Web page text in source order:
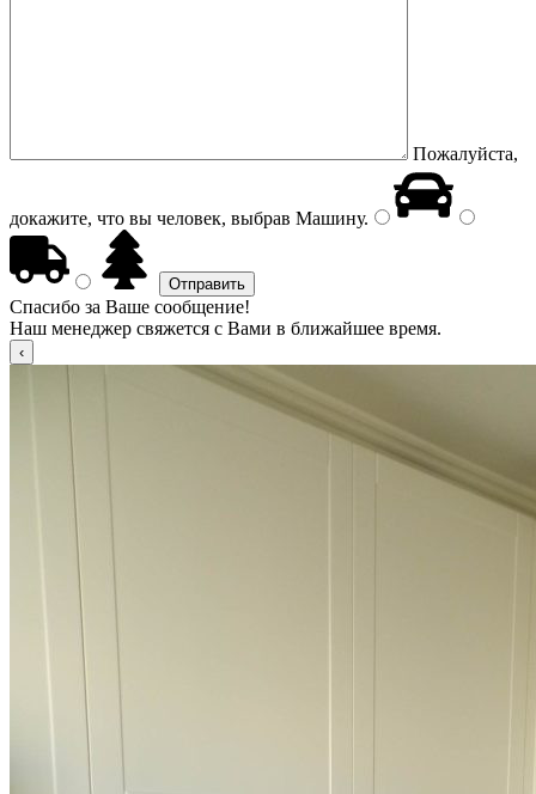
Пожалуйста,
докажите, что вы человек, выбрав Машину.
Спасибо за Ваше сообщение!
Наш менеджер свяжется с Вами в ближайшее время.